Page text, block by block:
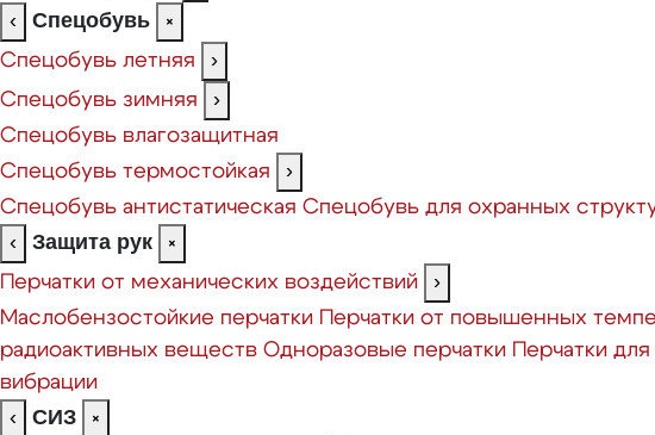
‹
Спецобувь
×
Спецобувь летняя
›
Спецобувь зимняя
›
Спецобувь влагозащитная
Спецобувь термостойкая
›
Спецобувь антистатическая Спецобувь для охранных
‹
Защита рук
×
Перчатки от механических воздействий
›
Маслобензостойкие перчатки Перчатки от повышенных
радиоактивных веществ Одноразовые перчатки Перчатки
вибрации
‹
СИЗ
×